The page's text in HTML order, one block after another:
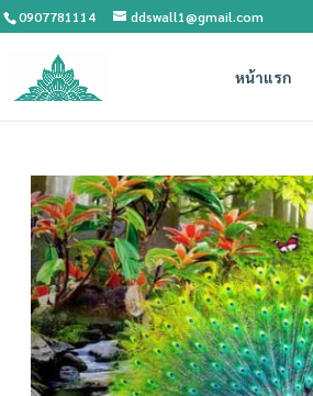
0907781114 ddswall1@gmail.com
หน้าแรก